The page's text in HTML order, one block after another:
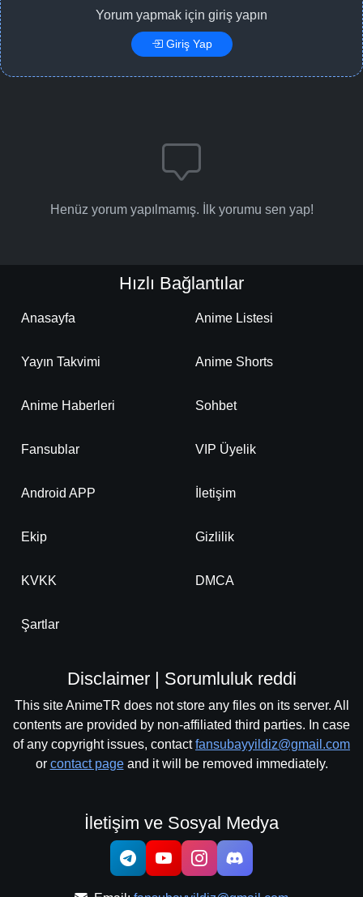
Yorum yapmak için giriş yapın
Giriş Yap
Henüz yorum yapılmamış. İlk yorumu sen yap!
Hızlı Bağlantılar
Anasayfa Anime Listesi
Yayın Takvimi Anime Shorts
Anime Haberleri Sohbet
Fansublar VIP Üyelik
Android APP İletişim
Ekip Gizlilik
KVKK DMCA
Şartlar
Disclaimer | Sorumluluk reddi
This site AnimeTR does not store any files on its server. All
contents are provided by non-affiliated third parties. In case
of any copyright issues, contactfansubayyildiz@gmail.com
or contact pageand it will be removed immediately.
İletişim ve Sosyal Medya